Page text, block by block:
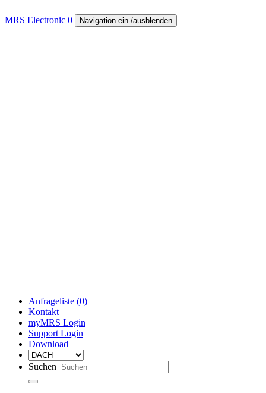
MRS Electronic 0 Navigation ein-/ausblenden
Anfrageliste (0)
Kontakt
myMRS Login
Support Login
Download
Suchen